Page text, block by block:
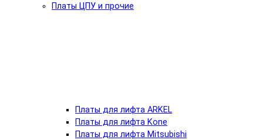
Платы ЦПУ и прочие
Платы для лифта ARKEL
Платы для лифта Kone
Платы для лифта Mitsubishi